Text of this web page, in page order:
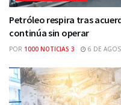
Petróleo respira tras
continúa sin operar
POR 1000 NOTICIAS 3 6 DE